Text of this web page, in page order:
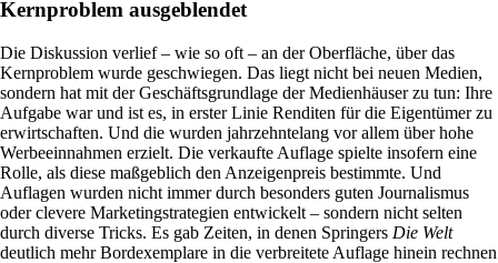
Kernproblem ausgeblendet
Die Diskussion verlief – wie so oft – an der Oberfläche, über das
Kernproblem wurde geschwiegen. Das liegt nicht bei neuen Medien,
sondern hat mit der Geschäftsgrundlage der Medienhäuser zu tun: Ihre
Aufgabe war und ist es, in erster Linie Renditen für die Eigentümer zu
erwirtschaften. Und die wurden jahrzehntelang vor allem über hohe
Werbeeinnahmen erzielt. Die verkaufte Auflage spielte insofern eine
Rolle, als diese maßgeblich den Anzeigenpreis bestimmte. Und
Auflagen wurden nicht immer durch besonders guten Journalismus
oder clevere Marketingstrategien entwickelt – sondern nicht selten
durch diverse Tricks. Es gab Zeiten, in denen Springers Die Welt
deutlich mehr Bordexemplare in die verbreitete Auflage hinein rechnen